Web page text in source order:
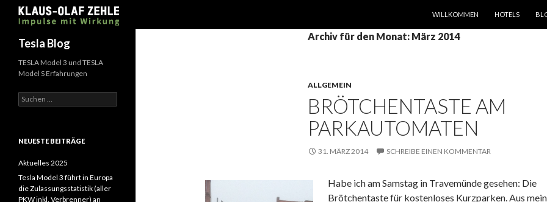
Suchen
WILLKOMMEN
HOTELS
Archiv für den Monat: März 2014
ALLGEMEIN
BRÖTCHENTASTE AM
PARKAUTOMATEN
31. MÄRZ 2014 SCHREIBE EINEN KOMMENTAR
Habe ich am Samstag in Travemünde gesehen: Die
Brötchentaste für kostenloses Kurzparken. Aus
Tesla Blog
TESLA Model 3 und TESLA
Model S Erfahrungen
Suchen
nach:
NEUESTE BEITRÄGE
Aktuelles 2025
Tesla Model 3 führt in Europa
die Zulassungsstatistik (aller
PKW inkl. Verbrenner) an